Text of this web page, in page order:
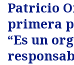
Patricio
primera
“Es un